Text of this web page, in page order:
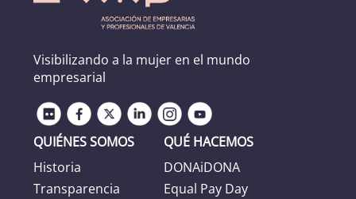
Visibilizando a la mujer en el mundo
empresarial
QUIÉNES SOMOS
Historia
Transparencia
QUÉ HACEMOS
DONAiDONA
Equal Pay Day